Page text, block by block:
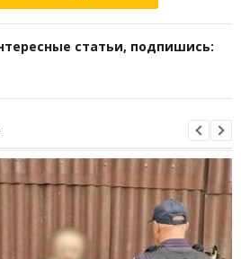
статьи, подпишись: